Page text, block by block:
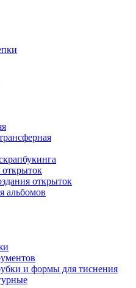
открыток
открыток
альбомов
и формы для тиснения